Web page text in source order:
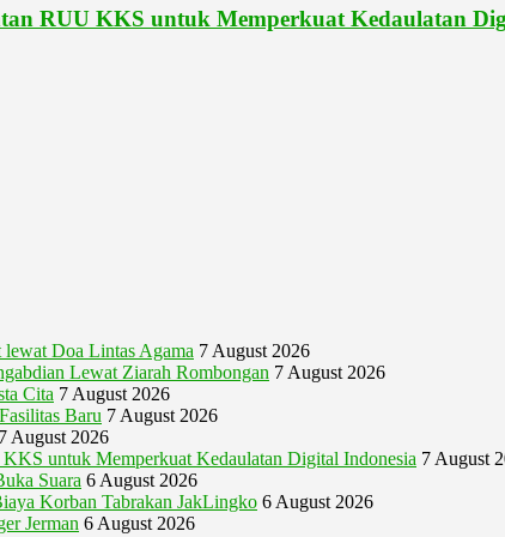
RUU KKS untuk Memperkuat Kedaulatan
Doa Lintas Agama 7 August 2026
Lewat Ziarah Rombongan 7 August 2026
Cita 7 August 2026
Baru 7 August 2026
7 August 2026
untuk Memperkuat Kedaulatan Digital Indonesia 7 August
Suara 6 August 2026
Korban Tabrakan JakLingko 6 August 2026
Jerman 6 August 2026